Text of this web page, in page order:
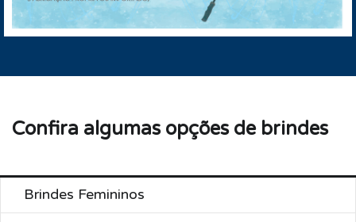
Confira algumas opções de brindes
Brindes Femininos